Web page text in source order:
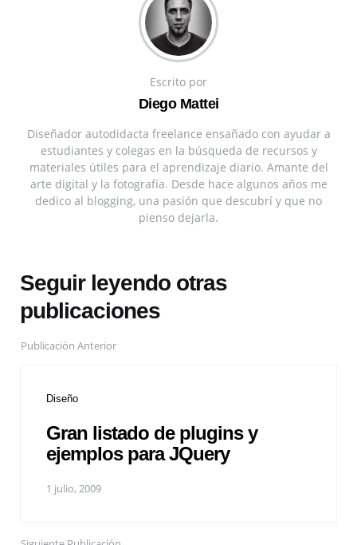
Escrito por
Diego Mattei
Diseñador autodidacta freelance ensañado con ayudar a
estudiantes y colegas en la búsqueda de recursos y
materiales útiles para el aprendizaje diario. Amante del
arte digital y la fotografía. Desde hace algunos años me
dedico al blogging, una pasión que descubrí y que no
pienso dejarla.
Seguir leyendo otras
publicaciones
Publicación Anterior
Diseño
Gran listado de plugins y
ejemplos para JQuery
1 julio, 2009